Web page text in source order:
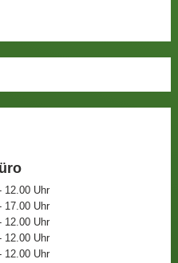
12.00 Uhr
17.00 Uhr
12.00 Uhr
12.00 Uhr
12.00 Uhr